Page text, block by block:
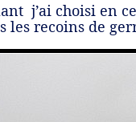
j’ai choisi en
les recoins de